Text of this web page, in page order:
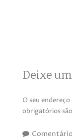
Deixe
O seu
obrigatórios
Comentário